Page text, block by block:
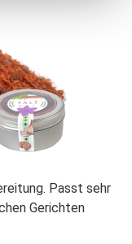
Passt sehr
Gerichten